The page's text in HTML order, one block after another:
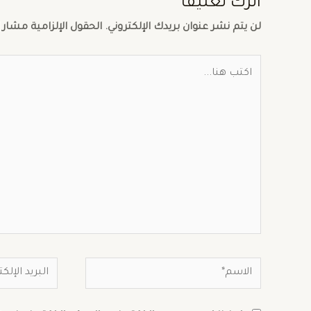
لن يتم نشر عنوان بريدك الإلكتروني. الحقول الإلزامية مشار